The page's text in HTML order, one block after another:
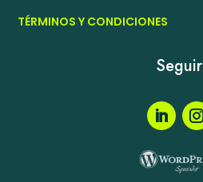
TÉRMINOS Y CONDICIONES
Seguir